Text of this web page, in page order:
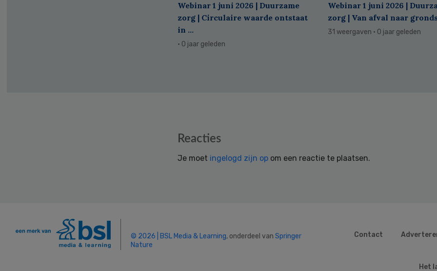
Webinar 1 juni 2026 | Duurzame
zorg | Circulaire waarde ontstaat
in ...
· 0 jaar geleden
Webinar 1 juni 2026 |
zorg | Van afval naar
31 weergaven · 0 jaar geleden
Reacties
Je moet ingelogd zijn op om een reactie te plaatsen.
© 2026 | BSL Media & Learning, onderdeel van Springer
Nature
Contact
Het